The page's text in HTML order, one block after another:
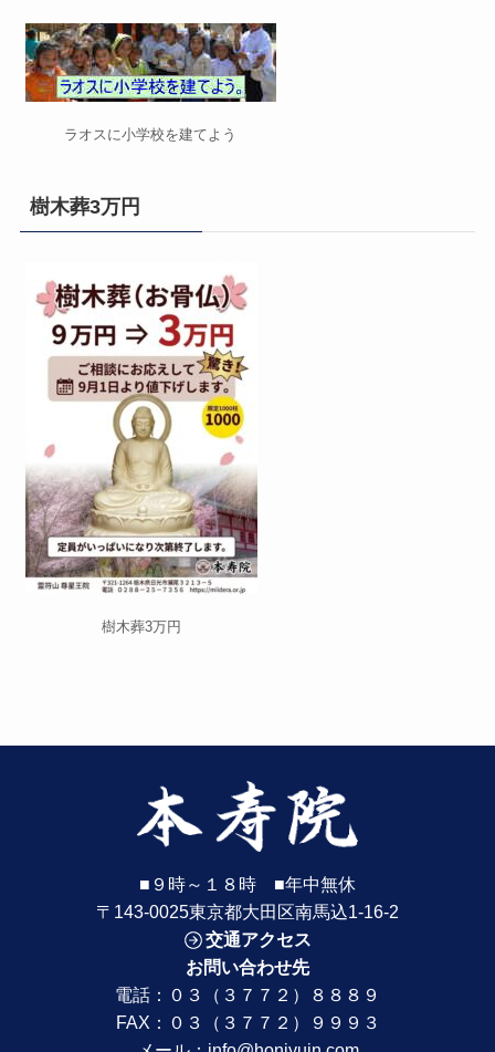
ラオスに小学校を建てよう
樹木葬3万円
樹木葬3万円
■９時～１８時 ■年中無休
〒143-0025東京都大田区南馬込1-16-2
交通アクセス
お問い合わせ先
電話： ０３（３７７２）８８８９
FAX：０３（３７７２）９９９３